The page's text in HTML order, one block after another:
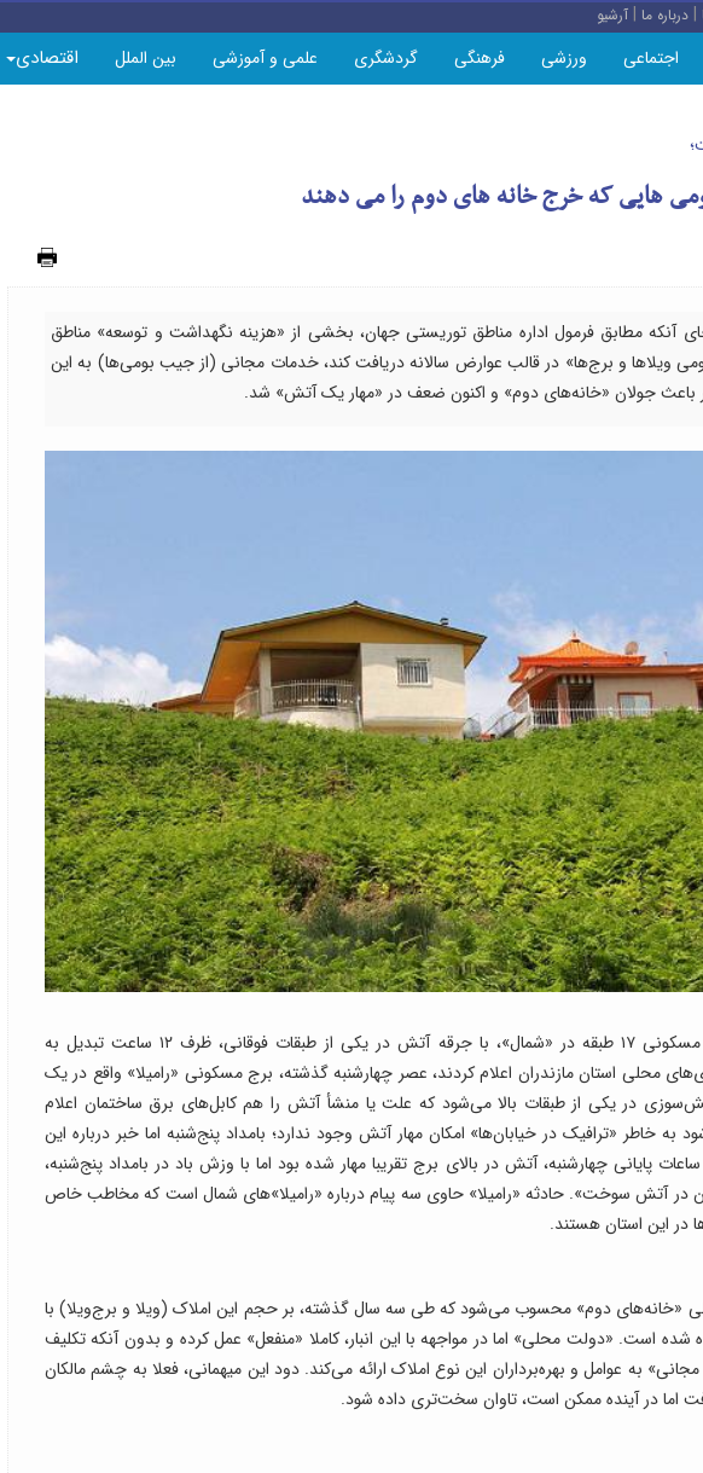
|درباره ما |آرشیو
اجتماعی ورزشی فرهنگی گردشگری علمی و آموزشی بین الملل اقتصادی
هایی که خرج خانه های دوم را می دهند
آنکه مطابق فرمول اداره مناطق توریستی جهان، بخشی از «هزینه ‌نگهداشت و توسعه» مناطق
ویلاها و برج‌ها» در قالب عوارض سالانه دریافت کند، خدمات مجانی (از جیب بومی‌ها) به این
باعث جولان «خانه‌های دوم» و اکنون ضعف در «مهار یک آتش» شد.
: آخرهفته گذشته یک برج مسکونی ۱۷ طبقه در «شمال»، با جرقه آتش در یکی از طبقات فوقانی، ظرف ۱۲ ساعت تبدیل به
محلی استان مازندران اعلام کردند، عصر چهارشنبه گذشته، برج مسکونی «رامیلا» واقع در یک
در یکی از طبقات بالا می‌شود که علت یا منشأ آتش را هم کابل‌‌های برق ساختمان اعلام
به خاطر «ترافیک در خیابان‌‌ها» امکان مهار آتش وجود ندارد؛ بامداد پنج‌‌شنبه اما خبر درباره این
پایانی چهارشنبه، آتش در بالای برج تقریبا مهار شده بود اما با وزش باد در بامداد پنج‌شنبه،
در آتش سوخت». حادثه «رامیلا» حاوی سه پیام درباره «رامیلا»های شمال است که مخاطب خاص
در این استان هستند.
«خانه‌های دوم» محسوب می‌شود که طی سه سال گذشته، بر حجم این املاک (ویلا و برج‌‌ویلا) با
شده است. «دولت محلی» اما در مواجهه با این انبار، کاملا «منفعل» عمل کرده و بدون آنکه تکلیف
به عوامل و بهره‌‌برداران این نوع املاک ارائه می‌کند. دود این ‌میهمانی، فعلا به چشم مالکان
اما در آینده ممکن است، تاوان سخت‌‌تری داده شود.